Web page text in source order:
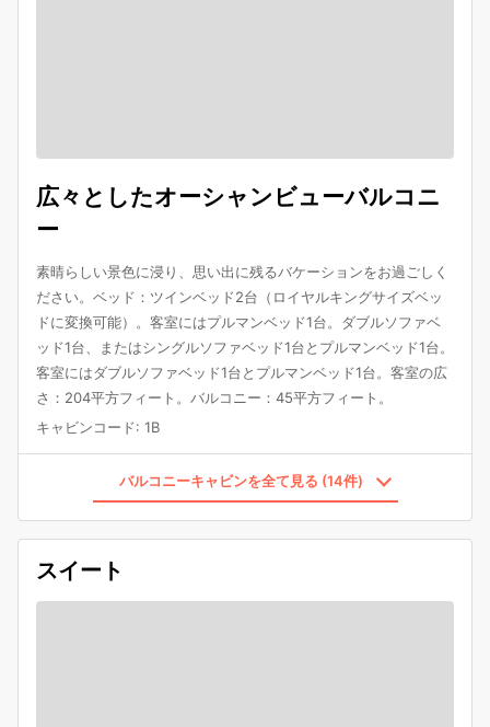
広々としたオーシャンビューバルコニ
ー
素晴らしい景色に浸り、思い出に残るバケーションをお過ごしく
ださい。ベッド：ツインベッド2台（ロイヤルキングサイズベッ
ドに変換可能）。客室にはプルマンベッド1台。ダブルソファベ
ッド1台、またはシングルソファベッド1台とプルマンベッド1台。
客室にはダブルソファベッド1台とプルマンベッド1台。客室の広
さ：204平方フィート。バルコニー：45平方フィート。
キャビンコード: 1B
バルコニーキャビンを全て見る (14件)
スイート